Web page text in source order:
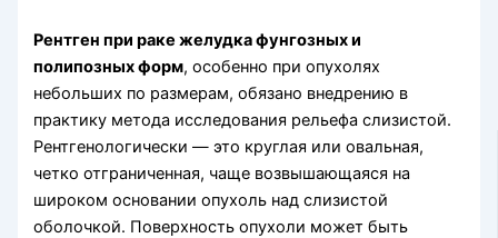
Рентген при раке желудка фунгозных и
полипозных форм, особенно при опухолях
небольших по размерам, обязано внедрению в
практику метода исследования рельефа слизистой.
Рентгенологически — это круглая или овальная,
четко отграниченная, чаще возвышающаяся на
широком основании опухоль над слизистой
оболочкой. Поверхность опухоли может быть